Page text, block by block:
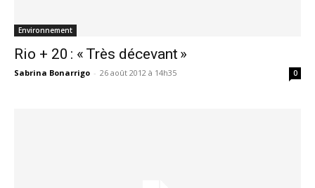
Environnement
Rio + 20 : « Très décevant »
Sabrina Bonarrigo - 26 août 2012 à 14h35 0